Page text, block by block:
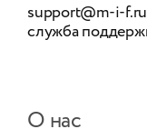
support@m-i-f.ru
служба
О нас